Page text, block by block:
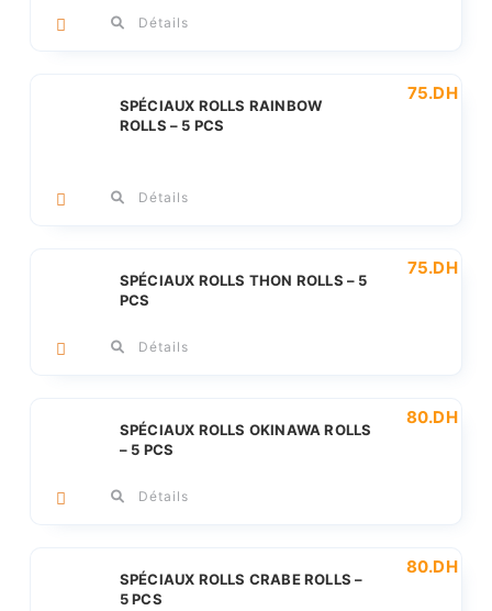
Détails
SPÉCIAUX ROLLS RAINBOW
ROLLS – 5 PCS
75.DH
Détails
SPÉCIAUX ROLLS THON ROLLS – 5
PCS
75.DH
Détails
SPÉCIAUX ROLLS OKINAWA ROLLS
– 5 PCS
80.DH
Détails
SPÉCIAUX ROLLS CRABE ROLLS –
5 PCS
80.DH